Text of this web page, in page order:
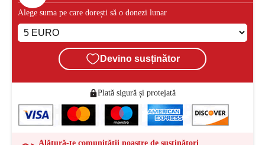
Alege suma pe care dorești să o donezi lunar
Devino susținător
Plată sigură și protejată
Alătură-te comunității noastre de susținători